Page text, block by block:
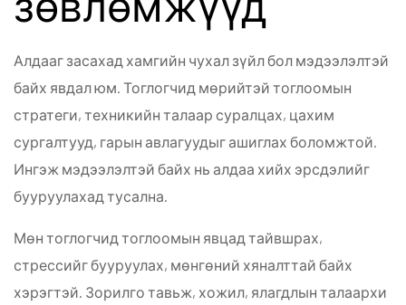
Алдааг засахад хамгийн чухал зүйл бол мэдээлэлтэй
байх явдал юм. Тоглогчид мөрийтэй тоглоомын
стратеги, техникийн талаар суралцах, цахим
сургалтууд, гарын авлагуудыг ашиглах боломжтой.
Ингэж мэдээлэлтэй байх нь алдаа хийх эрсдэлийг
бууруулахад тусална.
Мөн тоглогчид тоглоомын явцад тайвшрах,
стрессийг бууруулах, мөнгөний хяналттай байх
хэрэгтэй. Зорилго тавьж, хожил, ялагдлын талаархи